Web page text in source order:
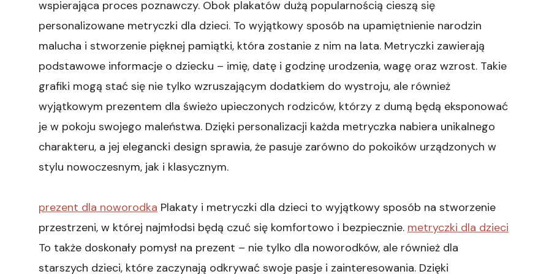
wspierająca proces poznawczy. Obok plakatów dużą popularnością cieszą się
personalizowane metryczki dla dzieci. To wyjątkowy sposób na upamiętnienie narodzin
malucha i stworzenie pięknej pamiątki, która zostanie z nim na lata. Metryczki zawierają
podstawowe informacje o dziecku – imię, datę i godzinę urodzenia, wagę oraz wzrost. Takie
grafiki mogą stać się nie tylko wzruszającym dodatkiem do wystroju, ale również
wyjątkowym prezentem dla świeżo upieczonych rodziców, którzy z dumą będą eksponować
je w pokoju swojego maleństwa. Dzięki personalizacji każda metryczka nabiera unikalnego
charakteru, a jej elegancki design sprawia, że pasuje zarówno do pokoików urządzonych w
stylu nowoczesnym, jak i klasycznym.
prezent dla noworodka Plakaty i metryczki dla dzieci to wyjątkowy sposób na stworzenie
przestrzeni, w której najmłodsi będą czuć się komfortowo i bezpiecznie. metryczki dla dzieci
To także doskonały pomysł na prezent – nie tylko dla noworodków, ale również dla
starszych dzieci, które zaczynają odkrywać swoje pasje i zainteresowania. Dzięki